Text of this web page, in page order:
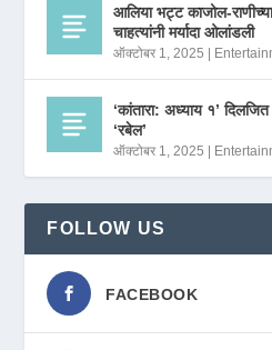
आलिया भट्ट काजोल-
चाहत्यांनी मर्यादा ओलांडली
ऑक्टोबर 1, 2025
‘कांतारा: अध्याय १’
‘रबेल’
ऑक्टोबर 1, 2025
FOLLOW US
FACEBOOK